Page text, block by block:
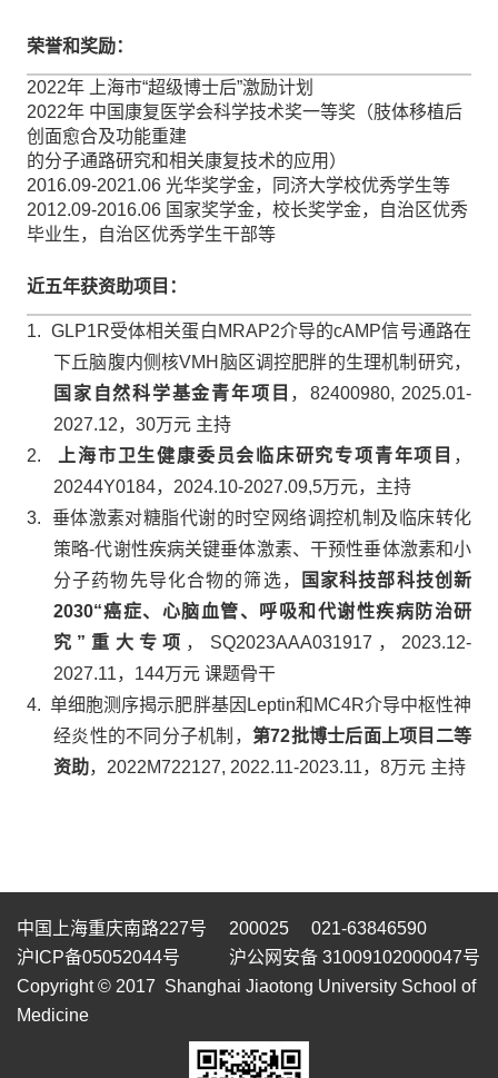
荣誉和奖励：
2022年 上海市“超级博士后”激励计划
2022年 中国康复医学会科学技术奖一等奖（肢体移植后
创面愈合及功能重建
的分子通路研究和相关康复技术的应用）
2016.09-2021.06 光华奖学金，同济大学校优秀学生等
2012.09-2016.06 国家奖学金，校长奖学金，自治区优秀
毕业生，自治区优秀学生干部等
近五年获资助项目：
1. GLP1R受体相关蛋白 MRAP2介导的cAMP信号通路在
下丘脑腹内侧核VMH 脑区调控肥胖的生理机制研究，
国家自然科学基金青年项目 ，82400980, 2025.01-
2027.12， 30万元 主持
2.
上海市卫生健康委员会临床研究专项青年项目 ，
20244Y0184， 2024.10-2027.09,5万元，主持
3.
垂体激素对糖脂代谢的时空网络调控机制及临床转化
策略-代谢性疾病关键垂体激素、干预性垂体激素和小
分子药物先导化合物的筛选，
国家科技部科技创新
2030“癌症、心脑血管、呼吸和代谢性疾病防治研
究 ” 重大专项 ， SQ2023AAA031917 ， 2023.12-
2027.11， 144万元 课题骨干
4. 单细胞测序揭示肥胖基因 Leptin和 MC4R介导中枢性神
经炎性的不同分子机制， 第72批博士后面上项目二等
资助， 2022M722127, 2022.11-2023.11， 8万元 主持
中国上海重庆南路227号 200025 021-63846590
沪ICP备05052044号
沪公网安备 31009102000047号
Copyright © 2017 Shanghai Jiaotong University School of
Medicine